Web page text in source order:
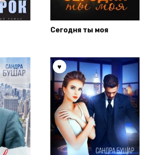
Сегодня ты моя